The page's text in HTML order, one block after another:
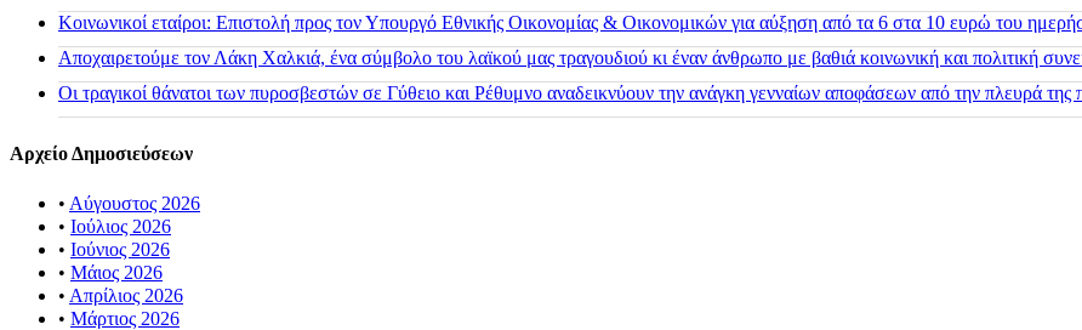
Κοινωνικοί εταίροι: Επιστολή προς τον Υπουργό Εθνικής Οικονομίας & Οικονομικών για αύξηση από τα 6 στα 10 ευρώ του
Αποχαιρετούμε τον Λάκη Χαλκιά, ένα σύμβολο του λαϊκού μας τραγουδιού κι έναν άνθρωπο με βαθιά κοινωνική και πολιτική
Οι τραγικοί θάνατοι των πυροσβεστών σε Γύθειο και Ρέθυμνο αναδεικνύουν την ανάγκη γενναίων αποφάσεων από την πλευρά της
Αρχείο Δημοσιεύσεων
• Αύγουστος 2026
• Ιούλιος 2026
• Ιούνιος 2026
• Μάιος 2026
• Απρίλιος 2026
• Μάρτιος 2026